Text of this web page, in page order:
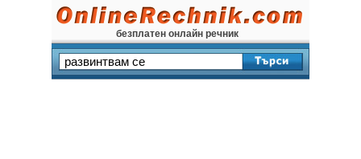
безплатен онлайн речник